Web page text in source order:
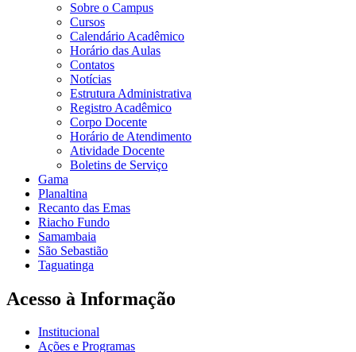
Sobre o Campus
Cursos
Calendário Acadêmico
Horário das Aulas
Contatos
Notícias
Estrutura Administrativa
Registro Acadêmico
Corpo Docente
Horário de Atendimento
Atividade Docente
Boletins de Serviço
Gama
Planaltina
Recanto das Emas
Riacho Fundo
Samambaia
São Sebastião
Taguatinga
Acesso à Informação
Institucional
Ações e Programas